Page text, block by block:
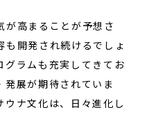
が高まることが予想さ
も開発され続けるでしょ
グラムも充実してきてお
発展が期待されていま
ナ文化は、日々進化し